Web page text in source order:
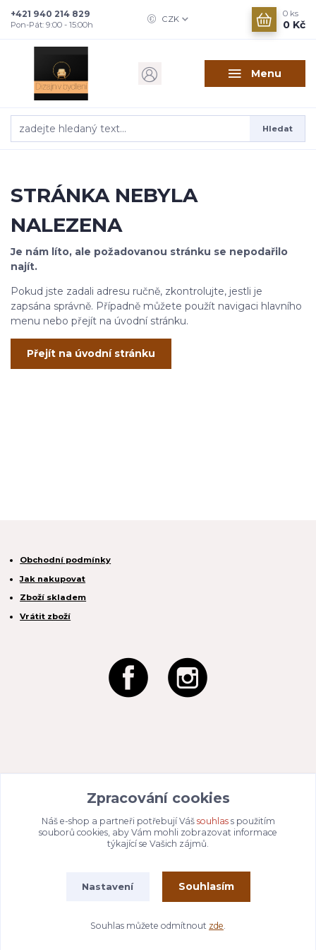
Menu
CZK
Hledat
+421 940 214 829
Pon-Pát: 9:00 - 15:00h
0 ks
0 Kč
STRÁNKA NEBYLA
NALEZENA
Je nám líto, ale požadovanou stránku se nepodařilo
najít.
Pokud jste zadali adresu ručně, zkontrolujte, jestli je
zapsána správně. Případně můžete použít navigaci hlavního
menu nebo přejít na úvodní stránku.
Přejít na úvodní stránku
Obchodní podmínky
Jak nakupovat
Zboží skladem
Vrátit zboží
049 80 662
/ DIČ: CZ04980662
info@dizajnvbydleni.cz
940 214 829
Vytvořeno na Eshop-rychle.cz
Zpracování cookies
Náš e-shop a partneři potřebují Váš souhlass použitím
souborů cookies, aby Vám mohli zobrazovat informace
týkající se Vašich zájmů.
Nastavení Souhlasím
Souhlas můžete odmítnout zde